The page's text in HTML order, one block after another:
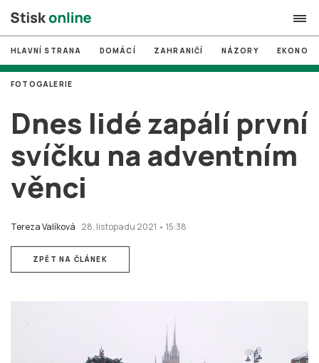
search
# MUNI
# Brno
# volby
login PŘIHLÁSIT SE
HLAVNÍ STRANA DOMÁCÍ ZAHRANIČÍ NÁZORY
Dnes lidé zapálí první
svíčku na adventním
věnci
Tereza Valíková 28. listopadu 2021 • 15:38
FOTOGALERIE
ZPĚT NA ČLÁNEK